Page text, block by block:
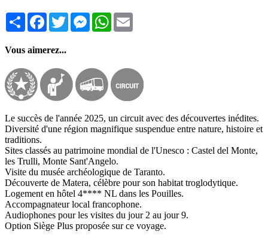
PartagerFacebook
TwitterMessengerWhatsApp
Vous aimerez...
Le succès de l'année 2025, un circuit avec des découvertes inédites.
Diversité d'une région magnifique suspendue entre nature, histoire et
traditions.
Sites classés au patrimoine mondial de l'Unesco : Castel del Monte,
les Trulli, Monte Sant'Angelo.
Visite du musée archéologique de Taranto.
Découverte de Matera, célèbre pour son habitat troglodytique.
Logement en hôtel 4**** NL dans les Pouilles.
Accompagnateur local francophone.
Audiophones pour les visites du jour 2 au jour 9.
Option Siège Plus proposée sur ce voyage.